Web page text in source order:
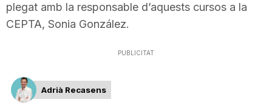
o
a
plegat amb la responsable d’aquests cursos a la
CEPTA, Sonia González.
PUBLICITAT
Adrià Recasens